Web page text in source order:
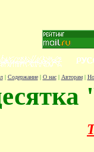
| Содержание| О нас| Авторам|